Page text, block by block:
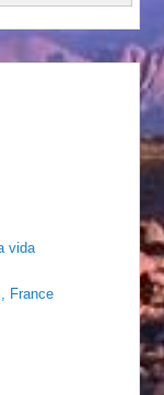
vida
France